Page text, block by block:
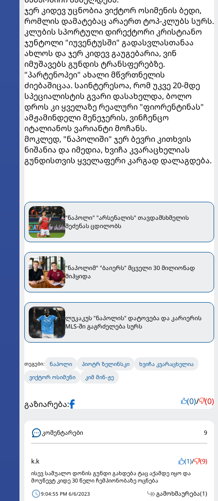
ჯერ კიდევ უცნობია ვიქტორ ოსიმენის ბედი,
რომლის დამატებაც არაერთ ტოპ-კლუბს სურს.
კლუბის სპორტული დირექტორი კრისტიანო
ჯუნტოლი "იუვენტუსში" გადასვლასთანაა
ახლოს და ჯერ კიდევ გაუგებარია, ვინ
იმუშავებს გუნდის ტრანსფერებზე.
"პარტენოპეი" ახალი მწვრთნელის
ძიებაშიცაა. საინტერესოა, რომ უკვე 20-მდე
სპეციალისტის გვარი დასახელდა, ბოლო
დროს კი ყველაზე რეალური "ფიორენტინას"
ამჟამინდელი მენეჯერის, ვინჩენცო
იტალიანოს ვარიანტი მოჩანს.
მოკლედ, "ნაპოლიში" ჯერ ბევრი კითხვის
ნიშანია და იმედია, ხვიჩა კვარაცხელიას
გუნდისთვის ყველაფერი კარგად დალაგდება.
"ნაპოლი" "არსენალის" თავდამსხმელის
შეძენას ცდილობს
"ნაპოლიმ" "ბაიერს" მცველი 30 მილიონად
მიჰყიდა
ლუკაკუს "ნაპოლის" დატოვება და კარიერის
MLS-ში გაგრძელება სურს
თეგები: ნაპოლი პიოტრ ზელინსკი
ხვიჩა კვარაცხელია
ვიქტორ ოსიმენი
კიმ მინ-ჟე
გაზიარება: (0)/ (0)
კომენტარები 9
k.k (1)/ (9)
ისევ საშუალო დონის გუნდი გახდება ტაც აქამდე იყო და
მოუწევტ კიდე 30 წელი ჩემპიონობაზე ოცნება
9:04:55 PM 6/6/2023 გამოხმაურება(1)